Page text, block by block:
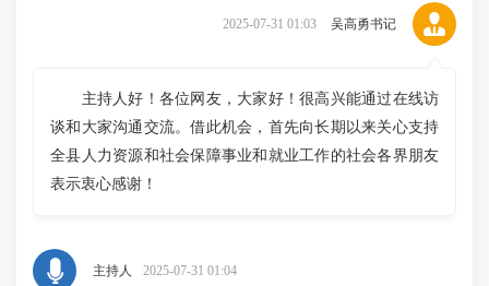
2025-07-31 01:03 吴高勇书记
主持人好！各位网友，大家好！很高兴能通过在线访
谈和大家沟通交流。借此机会，首先向长期以来关心支持
全县人力资源和社会保障事业和就业工作的社会各界朋友
表示衷心感谢！
主持人 2025-07-31 01:04